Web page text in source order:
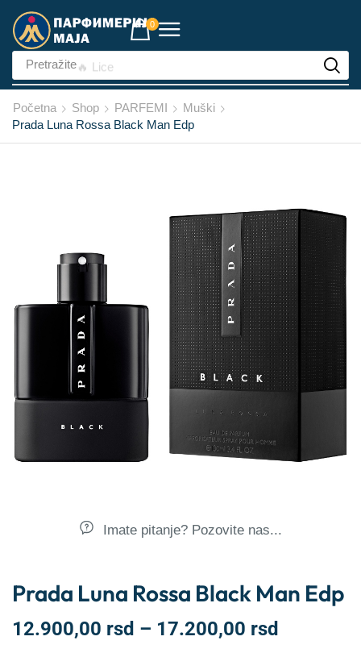
0
Pretražite🔥 Lice
Početna Shop PARFEMI
Muški
Prada Luna Rossa Black Man Edp
Imate pitanje? Pozovite nas...
Prada Luna Rossa Black Man Edp
12.900,00 rsd – 17.200,00 rsd